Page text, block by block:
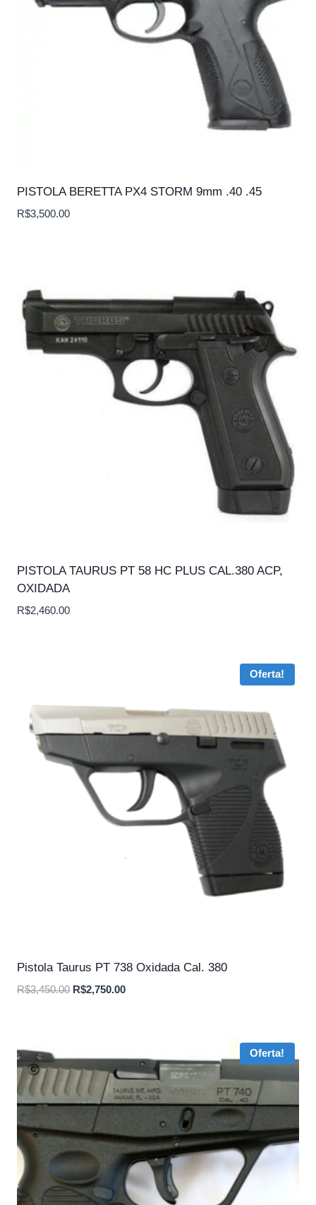
PISTOLA BERETTA PX4 STORM 9mm .40 .45
R$3,500.00
PISTOLA TAURUS PT 58 HC PLUS CAL.380 ACP,
OXIDADA
R$2,460.00
Oferta!
Pistola Taurus PT 738 Oxidada Cal. 380
R$3,450.00 O
R$2,750.00O
Oferta!